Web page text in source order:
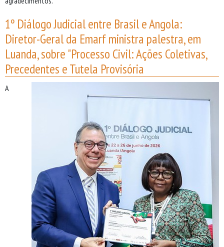
1º Diálogo Judicial entre Brasil e Angola:
Diretor-Geral da Emarf ministra palestra, em
Luanda, sobre "Processo Civil: Ações Coletivas,
Precedentes e Tutela Provisória
A